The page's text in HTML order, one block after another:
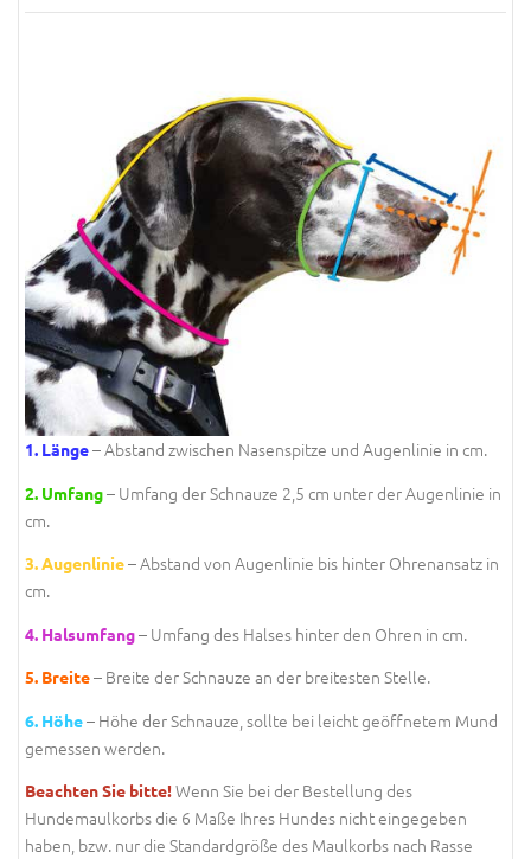
1. Länge– Abstand zwischen Nasenspitze und Augenlinie in cm.
2. Umfang– Umfang der Schnauze 2,5 cm unter der Augenlinie in
cm.
3. Augenlinie– Abstand von Augenlinie bis hinter Ohrenansatz in
cm.
4. Halsumfang– Umfang des Halses hinter den Ohren in cm.
5. Breite– Breite der Schnauze an der breitesten Stelle.
6. Höhe– Höhe der Schnauze, sollte bei leicht geöffnetem Mund
gemessen werden.
Beachten Sie bitte!Wenn Sie bei der Bestellung des
Hundemaulkorbs die 6 Maße Ihres Hundes nicht eingegeben
haben, bzw. nur die Standardgröße des Maulkorbs nach Rasse